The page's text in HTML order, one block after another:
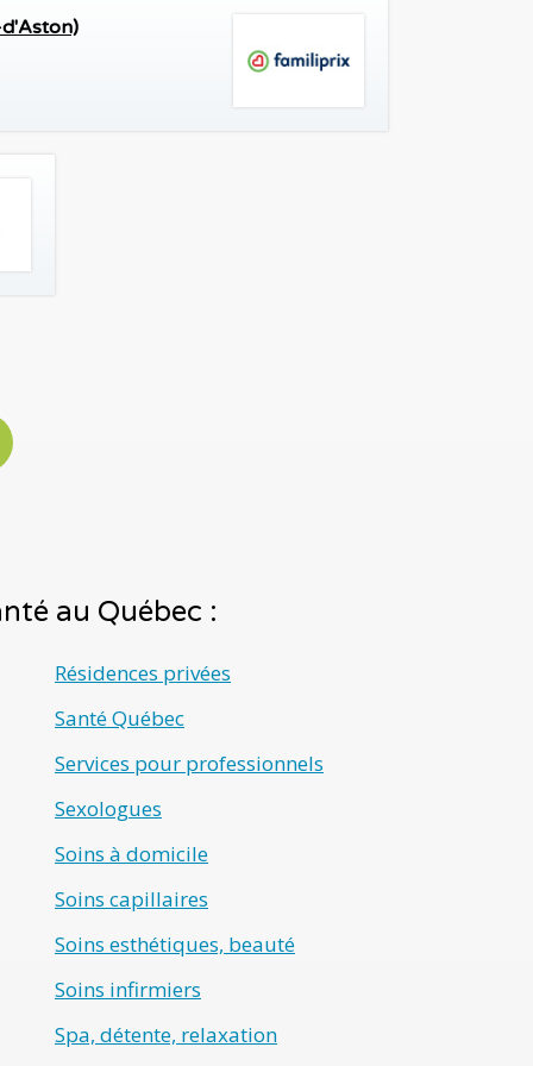
au Québec :
Résidences privées
Santé Québec
Services pour professionnels
Sexologues
Soins à domicile
Soins capillaires
Soins esthétiques, beauté
Soins infirmiers
Spa, détente, relaxation